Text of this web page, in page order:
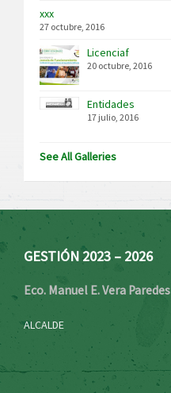
xxx
27 octubre, 2016
Licenciaf
20 octubre, 2016
Entidades
17 julio, 2016
See All Galleries
GESTIÓN 2023 – 2026
Eco. Manuel E. Vera Paredes
ALCALDE